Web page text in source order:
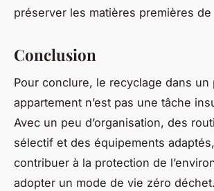
préserver les matières premières
Conclusion
Pour conclure, le recyclage dans un
appartement n’est pas une tâche
Avec un peu d’organisation, des
sélectif et des équipements
contribuer à la protection de
adopter un mode de vie zéro